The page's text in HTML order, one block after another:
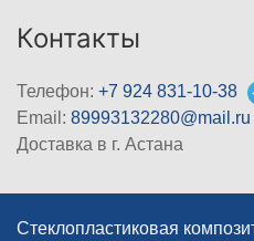
Контакты
Телефон: +7 924 831-10-38
Email: 89993132280@mail.ru
Доставка в г. Астана
Стеклопластиковая